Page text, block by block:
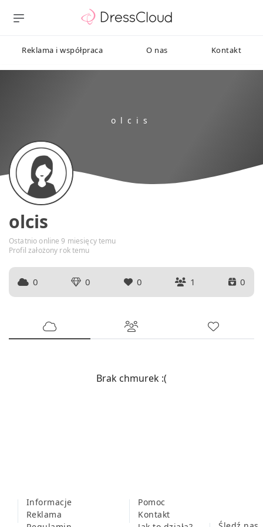
Reklama i współpraca O nas Kontakt
olcis
Ostatnio online 9 miesięcy temu
Profil założony rok temu
0 0 0 1 0
Brak chmurek :(
Informacje
Reklama
Pomoc
Kontakt